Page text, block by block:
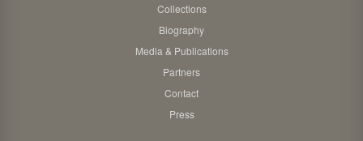
Collections
Biography
Media & Publications
Partners
Contact
Press